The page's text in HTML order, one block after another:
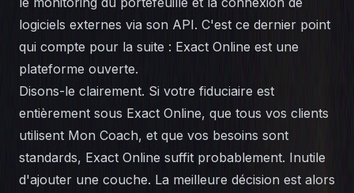
logiciels externes via son API. C'est ce dernier point
qui compte pour la suite : Exact Online est une
plateforme ouverte.
Disons-le clairement. Si votre fiduciaire est
entièrement sous Exact Online, que tous vos clients
utilisent Mon Coach, et que vos besoins sont
standards, Exact Online suffit probablement. Inutile
d'ajouter une couche. La meilleure décision est alors